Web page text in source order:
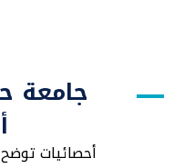
جامعة
أحصائيات